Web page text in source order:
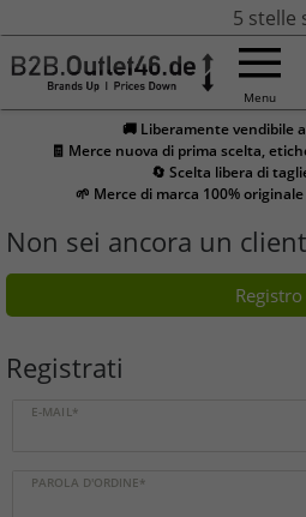
5 stelle
Menu
🚚 Liberamente vendibile
🧾 Merce nuova di prima scelta,
🔄 Scelta libera di
🌱 Merce di marca 100%
Non sei ancora un
Registro
Registrati
E-MAIL*
PAROLA D'ORDINE*